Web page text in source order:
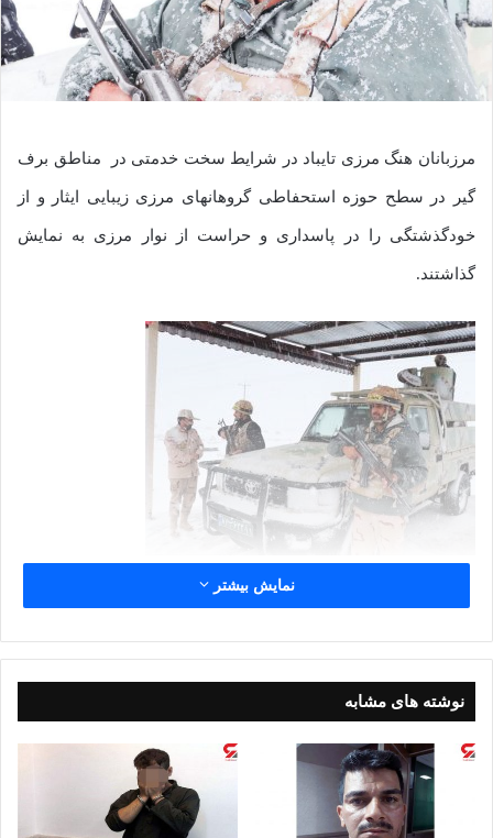
مرزبانان هنگ مرزی تایباد در شرایط سخت خدمتی در مناطق برف
گیر در سطح حوزه استحفاطی گروهانهای مرزی زیبایی ایثار و از
خودگذشتگی را در پاسداری و حراست از نوار مرزی به نمایش
گذاشتند.
نمایش بیشتر
نوشته های مشابه